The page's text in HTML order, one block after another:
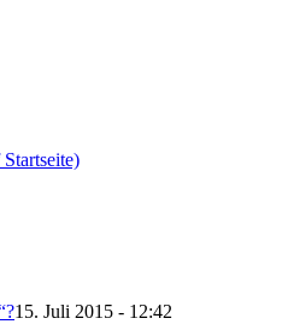
15. Juli 2015 - 12:42